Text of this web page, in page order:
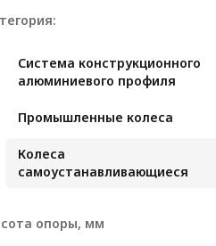
Конструкционная трубная
Модульная трубная система
Кабельные короба
Конвейерная фурнитура
Лестничная система
Система линейного
перемещения NEW!
Система конструкционного
алюминиевого профиля
Промышленные колеса
Колеса
самоустанавливающиеся
опоры, мм